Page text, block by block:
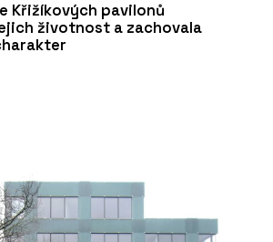
Křižíkových pavilonů
životnost a zachovala